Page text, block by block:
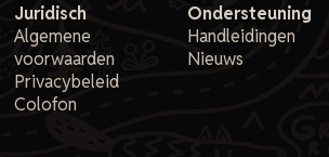
Juridisch
Algemene
voorwaarden
Privacybeleid
Colofon
Ondersteuning
Handleidingen
Nieuws